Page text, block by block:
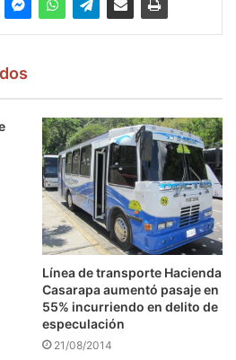
Línea de transporte Hacienda
Casarapa aumentó pasaje en
55% incurriendo en delito de
especulación
21/08/2014